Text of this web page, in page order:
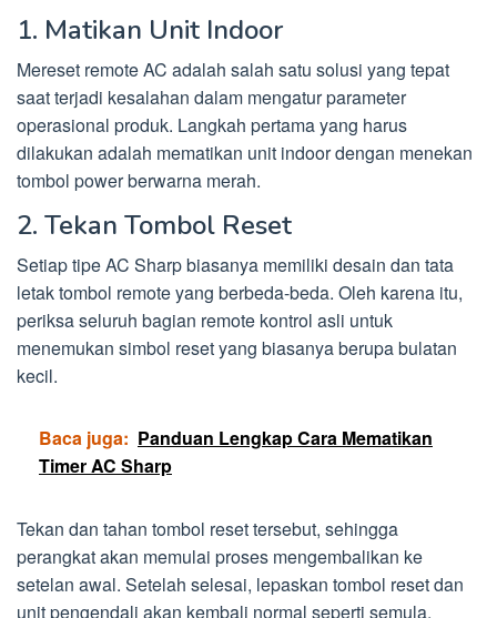
1. Matikan Unit Indoor
Mereset remote AC adalah salah satu solusi yang tepat
saat terjadi kesalahan dalam mengatur parameter
operasional produk. Langkah pertama yang harus
dilakukan adalah mematikan unit indoor dengan menekan
tombol power berwarna merah.
2. Tekan Tombol Reset
Setiap tipe AC Sharp biasanya memiliki desain dan tata
letak tombol remote yang berbeda-beda. Oleh karena itu,
periksa seluruh bagian remote kontrol asli untuk
menemukan simbol reset yang biasanya berupa bulatan
kecil.
Baca juga: Panduan Lengkap Cara Mematikan
Timer AC Sharp
Tekan dan tahan tombol reset tersebut, sehingga
perangkat akan memulai proses mengembalikan ke
setelan awal. Setelah selesai, lepaskan tombol reset dan
unit pengendali akan kembali normal seperti semula.